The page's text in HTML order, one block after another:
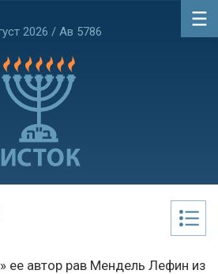
2026 / Ав 5786
ее автор рав Мендель Лефин из